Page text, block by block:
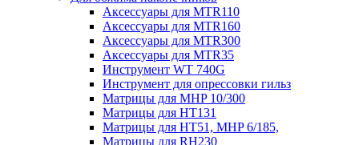
Аксессуары для MTR110
Аксессуары для MTR160
Аксессуары для MTR300
Аксессуары для MTR35
Инструмент WT 740G
Инструмент для опрессовки гильз
Матрицы для MHP 10/300
Матрицы для НТ131
Матрицы для НТ51, MHP 6/185,
Матрицы для RH230